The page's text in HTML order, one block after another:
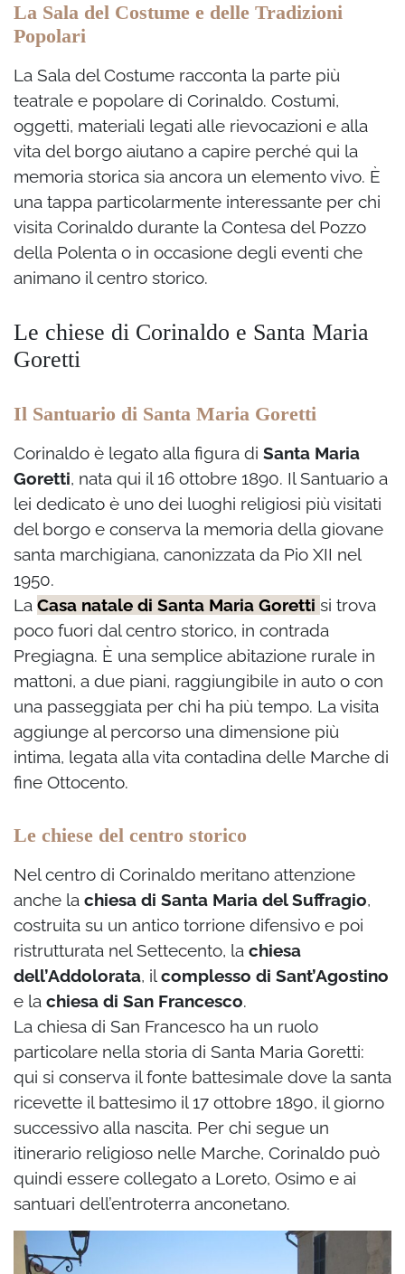
La Sala del Costume e delle Tradizioni
Popolari
La Sala del Costume racconta la parte più
teatrale e popolare di Corinaldo. Costumi,
oggetti, materiali legati alle rievocazioni e alla
vita del borgo aiutano a capire perché qui la
memoria storica sia ancora un elemento vivo. È
una tappa particolarmente interessante per chi
visita Corinaldo durante la Contesa del Pozzo
della Polenta o in occasione degli eventi che
animano il centro storico.
Le chiese di Corinaldo e Santa Maria
Goretti
Il Santuario di Santa Maria Goretti
Corinaldo è legato alla figura di Santa Maria
Goretti, nata qui il 16 ottobre 1890. Il Santuario a
lei dedicato è uno dei luoghi religiosi più visitati
del borgo e conserva la memoria della giovane
santa marchigiana, canonizzata da Pio XII nel
1950.
La Casa natale di Santa Maria Goretti si trova
poco fuori dal centro storico, in contrada
Pregiagna. È una semplice abitazione rurale in
mattoni, a due piani, raggiungibile in auto o con
una passeggiata per chi ha più tempo. La visita
aggiunge al percorso una dimensione più
intima, legata alla vita contadina delle Marche di
fine Ottocento.
Le chiese del centro storico
Nel centro di Corinaldo meritano attenzione
anche la chiesa di Santa Maria del Suffragio,
costruita su un antico torrione difensivo e poi
ristrutturata nel Settecento, la chiesa
dell’Addolorata, ilcomplesso di Sant’Agostino
e la chiesa di San Francesco.
La chiesa di San Francesco ha un ruolo
particolare nella storia di Santa Maria Goretti:
qui si conserva il fonte battesimale dove la santa
ricevette il battesimo il 17 ottobre 1890, il giorno
successivo alla nascita. Per chi segue un
itinerario religioso nelle Marche, Corinaldo può
quindi essere collegato a Loreto, Osimo e ai
santuari dell’entroterra anconetano.